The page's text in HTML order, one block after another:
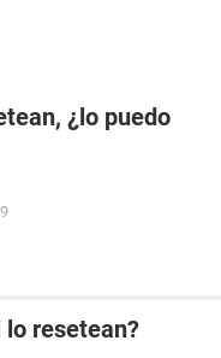
¿lo puedo
resetean?